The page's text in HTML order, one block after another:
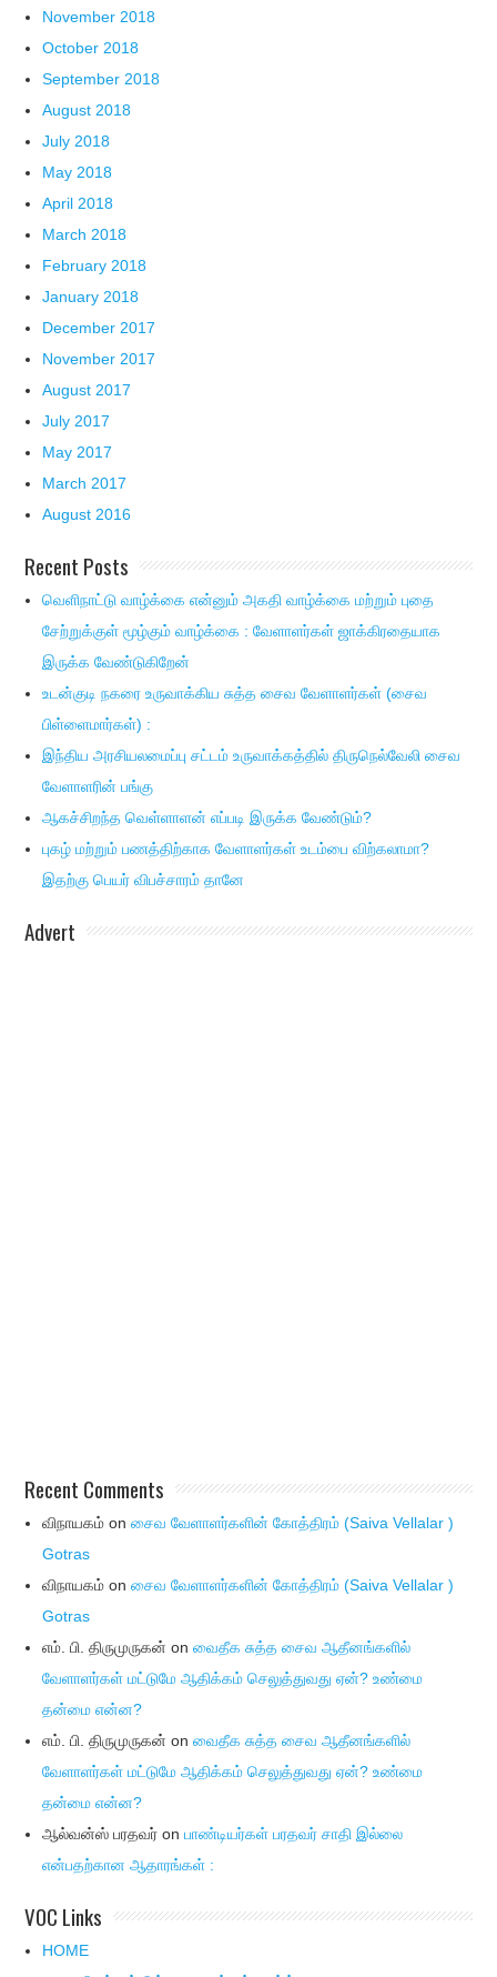
November 2018
October 2018
September 2018
August 2018
July 2018
May 2018
April 2018
March 2018
February 2018
January 2018
December 2017
November 2017
August 2017
July 2017
May 2017
March 2017
August 2016
Recent Posts
வெளிநாட்டு வாழ்க்கை என்னும் அகதி வாழ்க்கை மற்றும் புதை
சேற்றுக்குள் மூழ்கும் வாழ்க்கை : வேளாளர்கள் ஜாக்கிரதையாக
இருக்க வேண்டுகிறேன்
உடன்குடி நகரை உருவாக்கிய சுத்த சைவ வேளாளர்கள் (சைவ
பிள்ளைமார்கள்) :
இந்திய அரசியலமைப்பு சட்டம் உருவாக்கத்தில் திருநெல்வேலி சைவ
வேளாளரின் பங்கு
ஆகச்சிறந்த வெள்ளாளன் எப்படி இருக்க வேண்டும்?
புகழ் மற்றும் பணத்திற்காக வேளாளர்கள் உடம்பை விற்கலாமா?
இதற்கு பெயர் விபச்சாரம் தானே
Advert
Recent Comments
விநாயகம் onசைவ வேளாளர்களின் கோத்திரம் (Saiva Vellalar )
Gotras
விநாயகம் onசைவ வேளாளர்களின் கோத்திரம் (Saiva Vellalar )
Gotras
எம். பி. திருமுருகன் onவைதீக சுத்த சைவ ஆதீனங்களில்
வேளாளர்கள் மட்டுமே ஆதிக்கம் செலுத்துவது ஏன்? உண்மை
தன்மை என்ன?
எம். பி. திருமுருகன் onவைதீக சுத்த சைவ ஆதீனங்களில்
வேளாளர்கள் மட்டுமே ஆதிக்கம் செலுத்துவது ஏன்? உண்மை
தன்மை என்ன?
ஆல்வன்ஸ் பரதவர் onபாண்டியர்கள் பரதவர் சாதி இல்லை
என்பதற்கான ஆதாரங்கள் :
VOC Links
HOME